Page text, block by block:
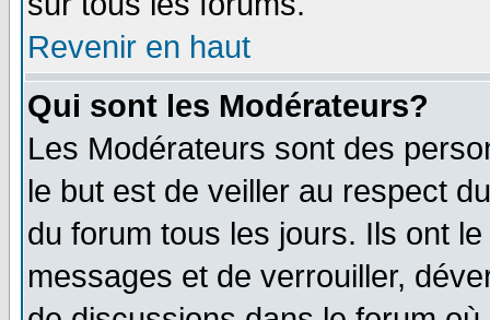
Revenir en haut
Qui sont les Modérateurs?
Les Modérateurs sont des
le but est de veiller au respect
du forum tous les jours. Ils ont
messages et de verrouiller,